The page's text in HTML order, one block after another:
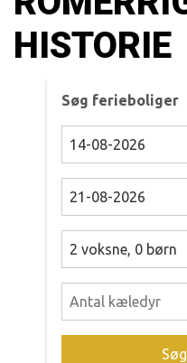
HISTORIE
Søg ferieboliger
2 voksne, 0 børn